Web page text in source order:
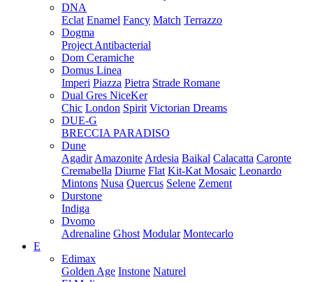
DNA
Eclat Enamel Fancy Match Terrazzo
Dogma
Project Antibacterial
Dom Ceramiche
Domus Linea
Imperi Piazza Pietra Strade Romane
Dual Gres NiceKer
Chic London Spirit Victorian Dreams
DUE-G
BRECCIA PARADISO
Dune
Agadir Amazonite Ardesia Baikal Calacatta Caronte
Cremabella Diurne Flat Kit-Kat Mosaic Leonardo
Mintons Nusa Quercus Selene Zement
Durstone
Indiga
Dvomo
Adrenaline Ghost Modular Montecarlo
E
Edimax
Golden Age Instone Naturel